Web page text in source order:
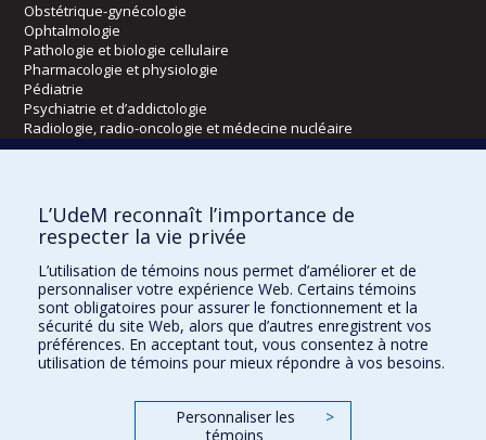
Obstétrique-gynécologie
Ophtalmologie
Pathologie et biologie cellulaire
Pharmacologie et physiologie
Pédiatrie
Psychiatrie et d’addictologie
Radiologie, radio-oncologie et médecine nucléaire
Écoles
Kinésiologie et des sciences de l’activité physique
Orthophonie et audiologie
Réadaptation
Directions
DPC
CPASS
L’UdeM reconnaît l’importance de
respecter la vie privée
L’utilisation de témoins nous permet d’améliorer et de
personnaliser votre expérience Web. Certains témoins
sont obligatoires pour assurer le fonctionnement et la
sécurité du site Web, alors que d’autres enregistrent vos
préférences. En acceptant tout, vous consentez à notre
utilisation de témoins pour mieux répondre à vos besoins.
Personnaliser les
témoins
>